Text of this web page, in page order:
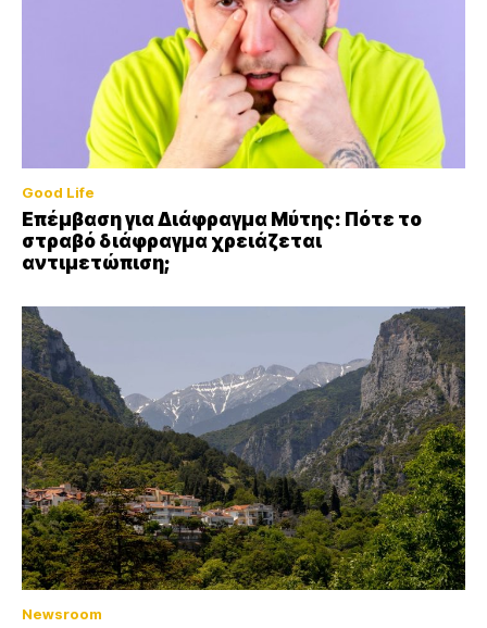
Good Life
Επέμβαση για Διάφραγμα Μύτης: Πότε το
στραβό διάφραγμα χρειάζεται
αντιμετώπιση;
Newsroom